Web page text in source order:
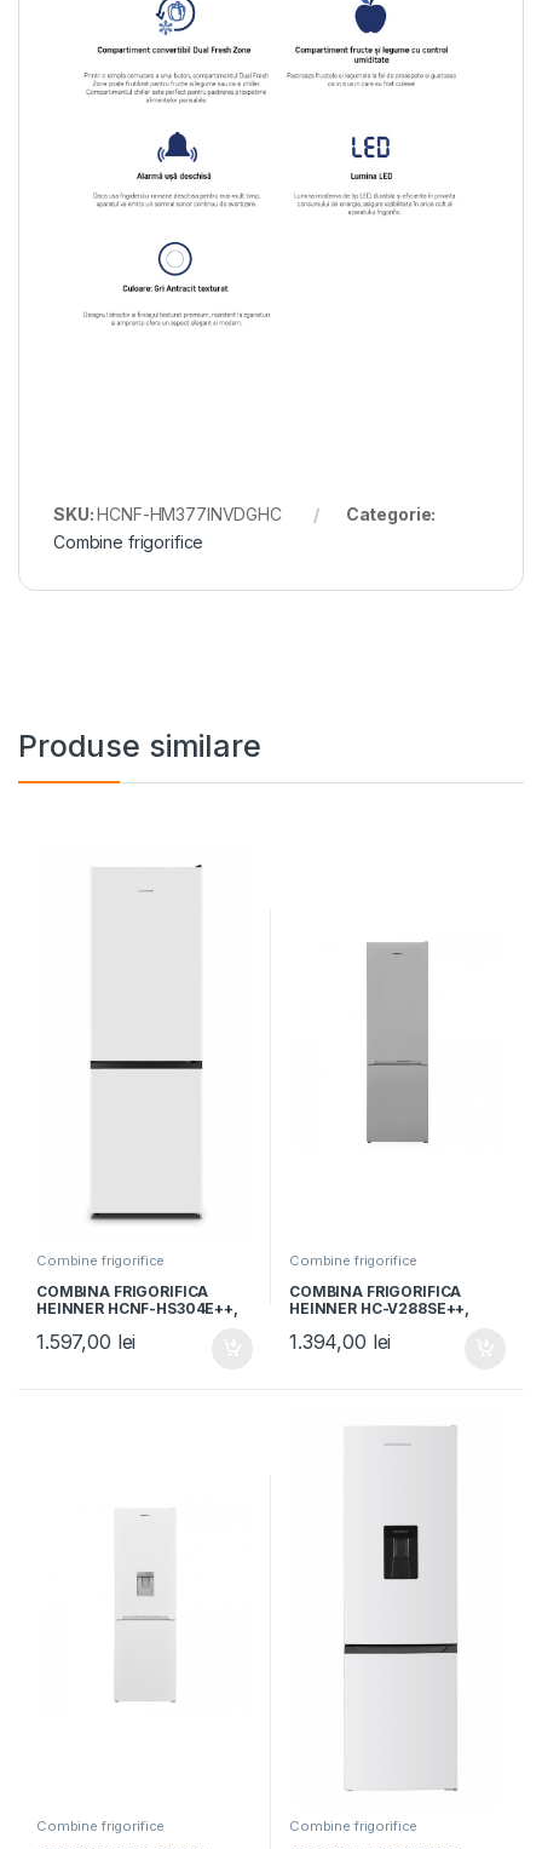
SKU:HCNF-HM377INVDGHC
Categorie:
Combine frigorifice
Produse similare
Combine frigorifice
COMBINA FRIGORIFICA
HEINNER HCNF-HS304E++,
Multi Air Flow, Control
1.597,00 lei
Combine frigorifice
COMBINA FRIGORIFICA
HEINNER HC-V288SE++,
Control mecanic, Iluminare
1.394,00 lei
Combine frigorifice Combine frigorifice